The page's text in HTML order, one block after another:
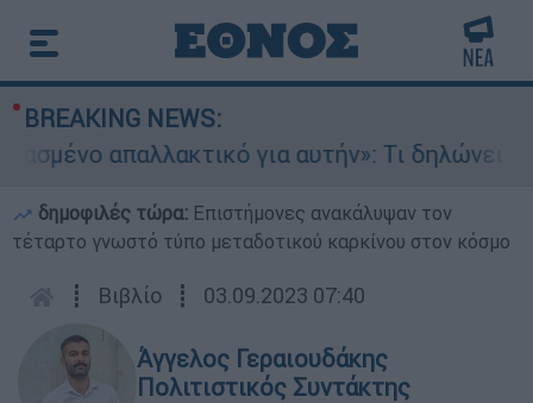
BREAKING NEWS:
για αυτήν»: Τι δηλώνει στο
δημοφιλές τώρα: Επιστήμονες ανακάλυψαν τον
τέταρτο γνωστό τύπο μεταδοτικού καρκίνου στον κόσμο
┋ Βιβλίο ┋ 03.09.2023 07:40
Άγγελος Γεραιουδάκης
Πολιτιστικός Συντάκτης